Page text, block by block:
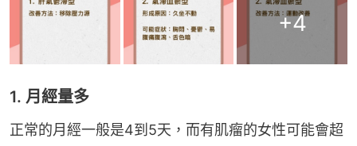
+4
1. 月經量多
正常的月經一般是4到5天，而有肌瘤的女性可能會超